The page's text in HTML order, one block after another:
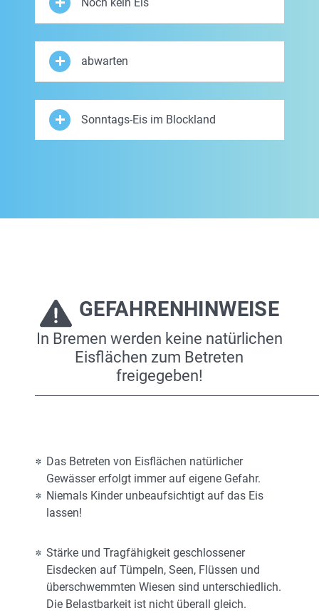
abwarten
Sonntags-Eis im Blockland
GEFAHRENHINWEISE
In Bremen werden keine natürlichen
Eisflächen zum Betreten
freigegeben!
Das Betreten von Eisflächen natürlicher
Gewässer erfolgt immer auf eigene Gefahr.
Niemals Kinder unbeaufsichtigt auf das Eis
lassen!
Stärke und Tragfähigkeit geschlossener
Eisdecken auf Tümpeln, Seen, Flüssen und
überschwemmten Wiesen sind unterschiedlich.
Die Belastbarkeit ist nicht überall gleich.